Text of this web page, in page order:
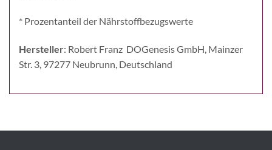
* Prozentanteil der Nährstoffbezugswerte
Hersteller: Robert Franz DOGenesis GmbH, Mainzer
Str. 3, 97277 Neubrunn, Deutschland